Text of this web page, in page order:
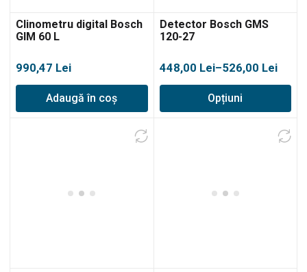
Clinometru digital Bosch
GIM 60 L
990,47 Lei
Adaugă în coș
Detector Bosch GMS
120-27
448,00 Lei–526,00 Lei
Interval
de
Opțiuni